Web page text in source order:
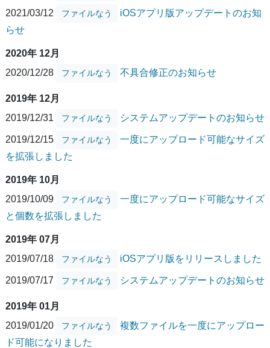
2021/03/12 ファイルなう
iOSアプリ版アップデートのお知
らせ
2020年 12月
2020/12/28
ファイルなう 不具合修正のお知らせ
2019年 12月
2019/12/31
ファイルなう システムアップデートのお知らせ
2019/12/15 ファイルなう
一度にアップロード可能なサイズ
を拡張しました
2019年 10月
2019/10/09
ファイルなう
一度にアップロード可能なサイズ
と個数を拡張しました
2019年 07月
2019/07/18
ファイルなう iOSアプリ版をリリースしました
2019/07/17 ファイルなう システムアップデートのお知らせ
2019年 01月
2019/01/20
ファイルなう
複数ファイルを一度にアップロー
ド可能になりました